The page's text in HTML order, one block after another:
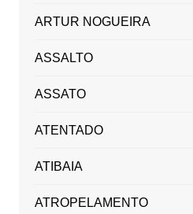
ARTUR NOGUEIRA
ASSALTO
ASSATO
ATENTADO
ATIBAIA
ATROPELAMENTO